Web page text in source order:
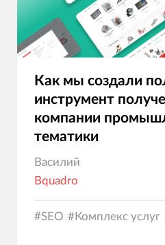
Как мы создали
инструмент
компании
тематики
Василий
Bquadro
#SEO #Комплекс услуг